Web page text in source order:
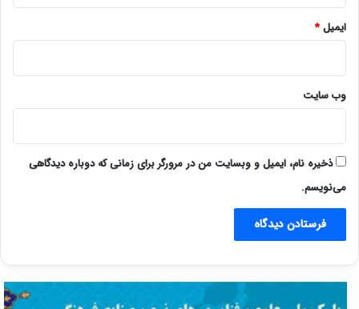
ایمیل*
وب‌ سایت
ذخیره نام، ایمیل و وبسایت من در مرورگر برای زمانی که دوباره دیدگاهی
می‌نویسم.